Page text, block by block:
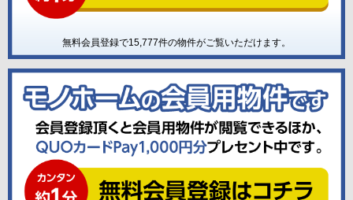
無料会員登録で15,777件の物件がご覧いただけます。